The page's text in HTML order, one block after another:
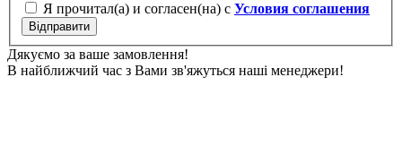
Я прочитал(а) и согласен(на) с Условия соглашения
Відправити
Дякуємо за ваше замовлення!
В найближчий час з Вами зв'яжуться наші менеджери!